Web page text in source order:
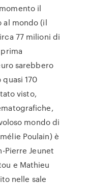
il
al mondo (il
77 milioni di
sarebbero
170
visto,
mondo di
Poulain) è
Pierre Jeunet
e Mathieu
nelle sale